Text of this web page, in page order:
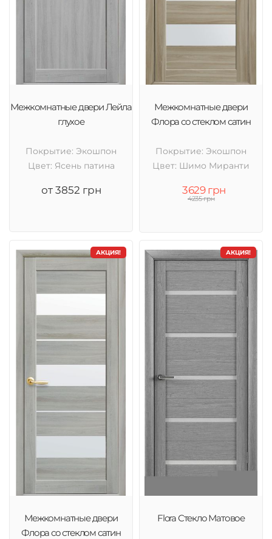
Межкомнатные двери Лейла
глухое
Покрытие: Экошпон
Цвет: Ясень патина
от 3852 грн
Межкомнатные двери
Флора со стеклом сатин
Покрытие: Экошпон
Цвет: Шимо Миранти
3629 грн
4235 грн
АКЦИЯ!
Межкомнатные двери
Флора со стеклом сатин
АКЦИЯ!
Flora Стекло Матовое